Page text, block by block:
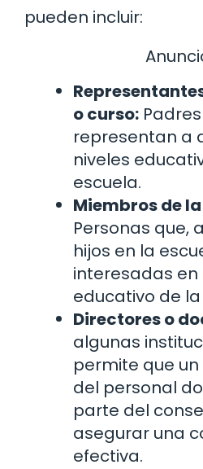
pueden incluir:
o curso:
representan a
niveles
escuela.
Miembros de
Personas que,
hijos en la
interesadas
educativo de
Directores o
algunas
permite que
del personal
parte del
asegurar una
efectiva.